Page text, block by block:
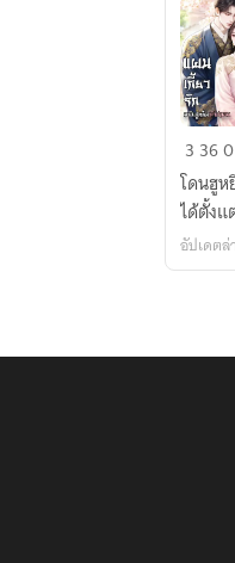
แผน
เกี้ยว
รัก
ฉบับ
ฮู
3 360
โดนฮูห
ได้ตั้งแ
อัปเดตล่